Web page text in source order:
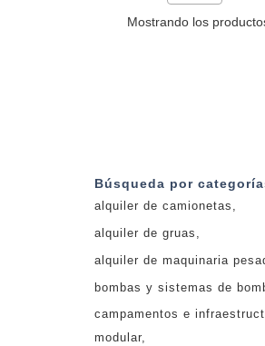
Mostrando los
Búsqueda por
alquiler de camionetas
alquiler de gruas
alquiler de maquinaria
bombas y sistemas de
campamentos e
modular